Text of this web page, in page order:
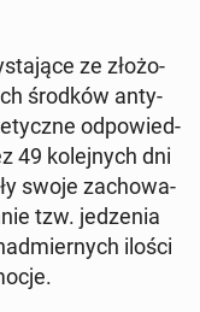
ze zło­żo­
środków an­ty­
od­po­wied­
49 ko­lej­nych dni
swoje za­cho­wa­
tzw. je­dze­nia
ilości